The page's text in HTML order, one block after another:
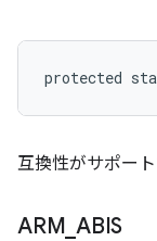
protected
互換性がサポート
ARM ABIS